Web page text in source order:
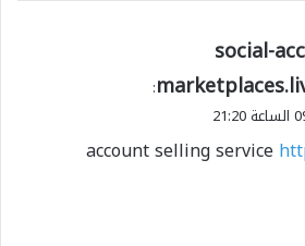
social-
:
account selling service